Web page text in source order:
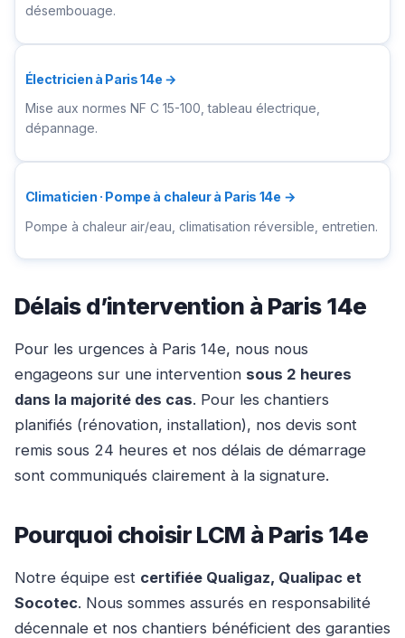
désembouage.
Électricien à Paris 14e →
Mise aux normes NF C 15-100, tableau électrique,
dépannage.
Climaticien · Pompe à chaleur à Paris 14e →
Pompe à chaleur air/eau, climatisation réversible, entretien.
Délais d’intervention à Paris 14e
Pour les urgences à Paris 14e, nous nous
engageons sur une intervention sous 2 heures
dans la majorité des cas. Pour les chantiers
planifiés (rénovation, installation), nos devis sont
remis sous 24 heures et nos délais de démarrage
sont communiqués clairement à la signature.
Pourquoi choisir LCM à Paris 14e
Notre équipe est certifiée Qualigaz, Qualipac et
Socotec. Nous sommes assurés en responsabilité
décennale et nos chantiers bénéficient des garanties